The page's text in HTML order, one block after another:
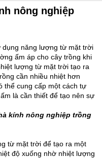
nông nghiệp
dụng năng lượng từ mặt trời
ấm áp cho cây trồng khi
lượng từ mặt trời tạo ra
cần nhiều nhiệt hơn
thể cung cấp một cách tự
là cần thiết để tạo nên sự
kính nông nghiệp trồng
từ mặt trời để tạo ra một
độ xuống nhờ nhiệt lượng